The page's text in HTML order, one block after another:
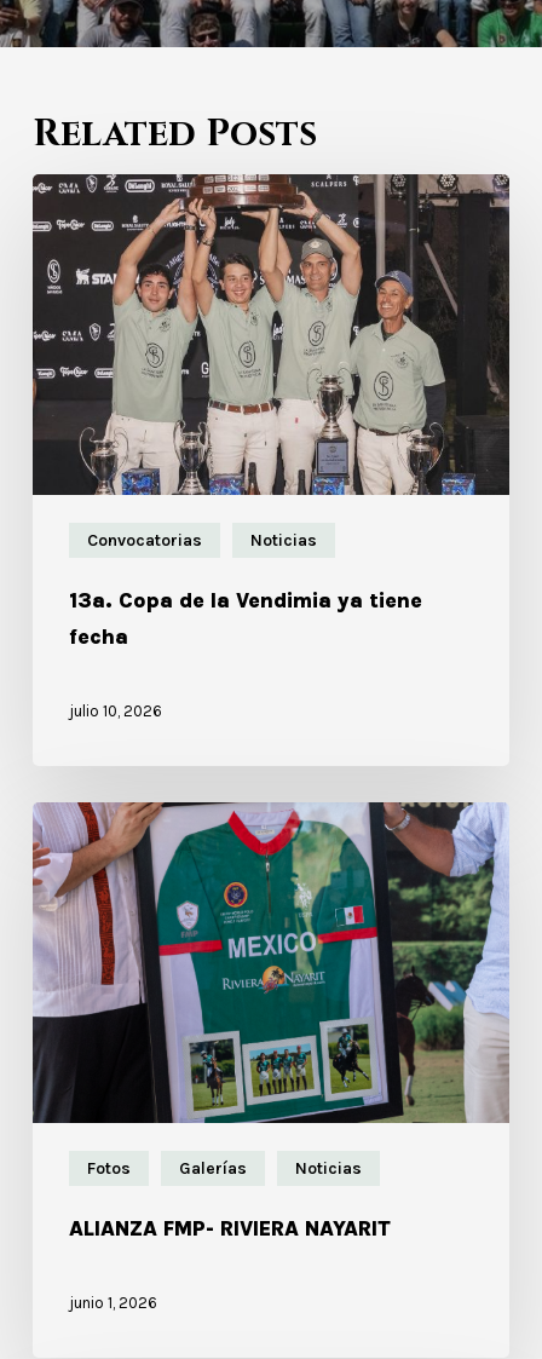
Related Posts
Convocatorias Noticias
13a. Copa de la Vendimia ya tiene
fecha
julio 10, 2026
Fotos Galerías Noticias
ALIANZA FMP- RIVIERA NAYARIT
junio 1, 2026